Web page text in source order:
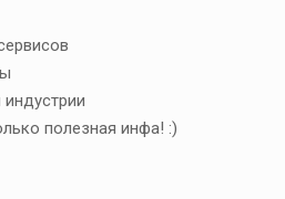
полезная инфа! :)